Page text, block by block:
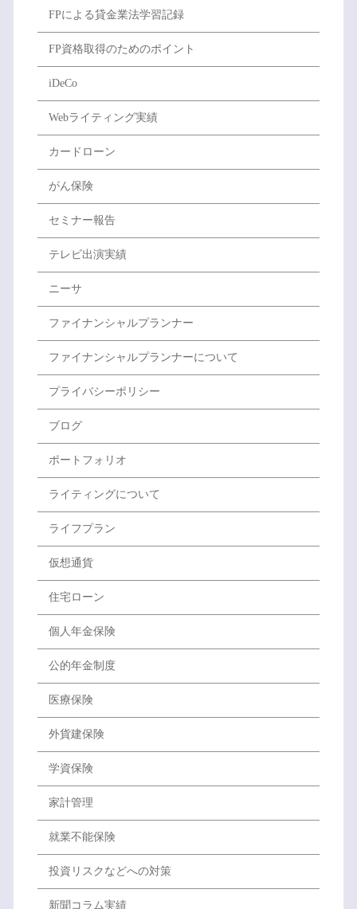
FPによる貸金業法学習記録
FP資格取得のためのポイント
iDeCo
Webライティング実績
カードローン
がん保険
セミナー報告
テレビ出演実績
ニーサ
ファイナンシャルプランナー
ファイナンシャルプランナーについて
プライバシーポリシー
ブログ
ポートフォリオ
ライティングについて
ライフプラン
仮想通貨
住宅ローン
個人年金保険
公的年金制度
医療保険
外貨建保険
学資保険
家計管理
就業不能保険
投資リスクなどへの対策
新聞コラム実績